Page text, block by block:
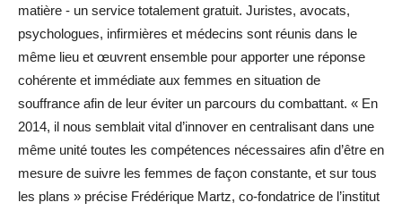
matière - un service totalement gratuit. Juristes, avocats,
psychologues, infirmières et médecins sont réunis dans le
même lieu et œuvrent ensemble pour apporter une réponse
cohérente et immédiate aux femmes en situation de
souffrance afin de leur éviter un parcours du combattant. « En
2014, il nous semblait vital d’innover en centralisant dans une
même unité toutes les compétences nécessaires afin d’être en
mesure de suivre les femmes de façon constante, et sur tous
les plans » précise Frédérique Martz, co-fondatrice de l’institut